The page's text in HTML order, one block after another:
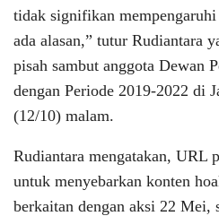
tidak signifikan
ada alasan,” tutur Rudiantara
pisah sambut anggota Dewan
dengan Periode 2019-2022 di
(12/10) malam.
Rudiantara mengatakan, URL
untuk menyebarkan konten
berkaitan dengan aksi 22 Mei,